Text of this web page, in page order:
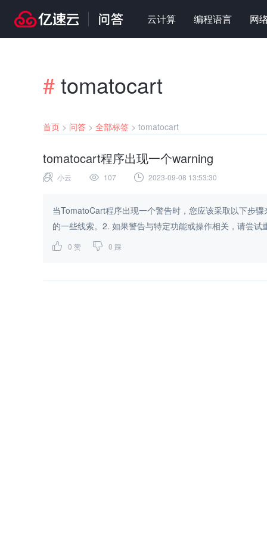
云计算 编程语言 网
#tomatocart
首页 > 问答 > 全部标签 > tomatocart
tomatocart程序出现一个warning
小云 107 2023-09-08 13:53:30
当TomatoCart程序出现一个警告时，您应该采取以下步
的一些线索。2. 如果警告与特定功能或操作相关，请尝试
0 赞 0 踩